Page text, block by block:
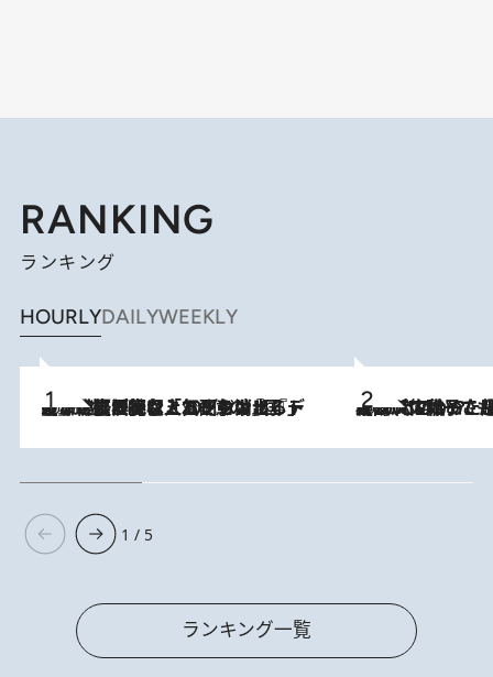
RANKING
ランキング
HOURLYDAILYWEEKLY
2026.8.5
【なぜ吉沢亮は「気配を消せる」のか？】興行収入208億の『国宝』を経て挑むミュージカル『ディア・エヴァン・ハンセン』。トップ俳優が舞台上でさらけ出した“孤独”とは 2026.8.5
【阿川佐和子さんの年とる力】なぜ70代で始めた趣味は“こんなに楽しい”のか？ ピアノ、俳句…スランプに陥っても続けられる“ある秘訣”とは
1 / 5
ランキング一覧